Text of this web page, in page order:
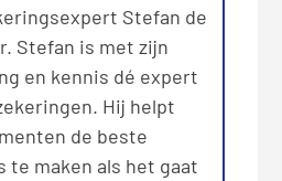
Stefan de
Stefan is met zijn
en kennis dé expert
Hij helpt
de beste
te maken als het gaat